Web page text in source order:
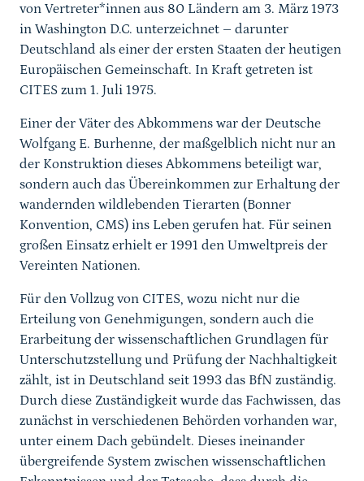
von Vertreter*innen aus 80 Ländern am 3. März 1973
in Washington D.C. unterzeichnet – darunter
Deutschland als einer der ersten Staaten der heutigen
Europäischen Gemeinschaft. In Kraft getreten ist
CITES zum 1. Juli 1975.
Einer der Väter des Abkommens war der Deutsche
Wolfgang E. Burhenne, der maßgelblich nicht nur an
der Konstruktion dieses Abkommens beteiligt war,
sondern auch das Übereinkommen zur Erhaltung der
wandernden wildlebenden Tierarten (Bonner
Konvention, CMS) ins Leben gerufen hat. Für seinen
großen Einsatz erhielt er 1991 den Umweltpreis der
Vereinten Nationen.
Für den Vollzug von CITES, wozu nicht nur die
Erteilung von Genehmigungen, sondern auch die
Erarbeitung der wissenschaftlichen Grundlagen für
Unterschutzstellung und Prüfung der Nachhaltigkeit
zählt, ist in Deutschland seit 1993 das BfN zuständig.
Durch diese Zuständigkeit wurde das Fachwissen, das
zunächst in verschiedenen Behörden vorhanden war,
unter einem Dach gebündelt. Dieses ineinander
übergreifende System zwischen wissenschaftlichen